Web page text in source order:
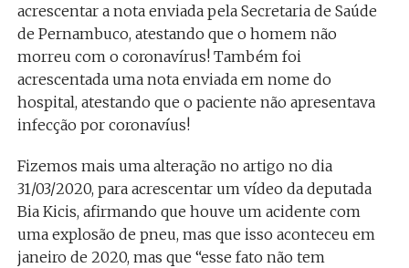
acrescentar a nota enviada pela Secretaria de Saúde
de Pernambuco, atestando que o homem não
morreu com o coronavírus! Também foi
acrescentada uma nota enviada em nome do
hospital, atestando que o paciente não apresentava
infecção por coronavíus!
Fizemos mais uma alteração no artigo no dia
31/03/2020, para acrescentar um vídeo da deputada
Bia Kicis, afirmando que houve um acidente com
uma explosão de pneu, mas que isso aconteceu em
janeiro de 2020, mas que “esse fato não tem